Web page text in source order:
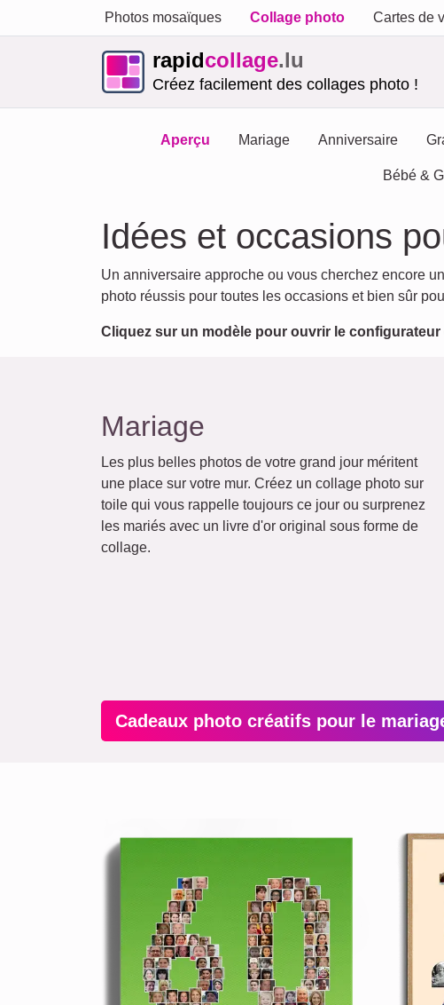
Photos mosaïques Collage photo Cartes de
rapidcollage.lu
Créez facilement des collages photo !
Aperçu Mariage Anniversaire
Bébé &
Idées et occasions
Un anniversaire approche ou vous cherchez encore
photo réussis pour toutes les occasions et bien sûr
Cliquez sur un modèle pour ouvrir le
Mariage
Les plus belles photos de votre grand jour méritent
une place sur votre mur. Créez un collage photo sur
toile qui vous rappelle toujours ce jour ou surprenez
les mariés avec un livre d'or original sous forme de
collage.
Cadeaux photo créatifs pour le